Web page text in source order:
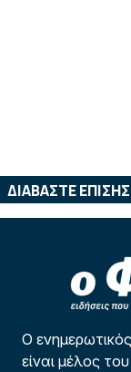
ΔΙΑΒΑΣΤΕ ΕΠΙΣΗΣ
Ο
είναι μέλος